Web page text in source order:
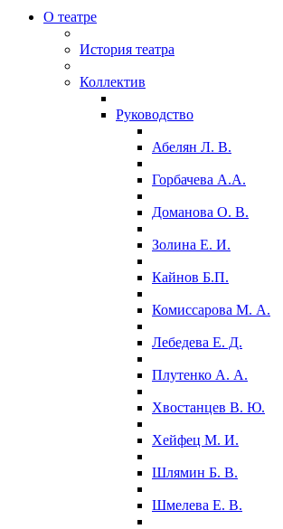
О театре
История театра
Коллектив
Руководство
Абелян Л. В.
Горбачева А.А.
Доманова О. В.
Золина Е. И.
Кайнов Б.П.
Комиссарова М. А.
Лебедева Е. Д.
Плутенко А. А.
Хвостанцев В. Ю.
Хейфец М. И.
Шлямин Б. В.
Шмелева Е. В.